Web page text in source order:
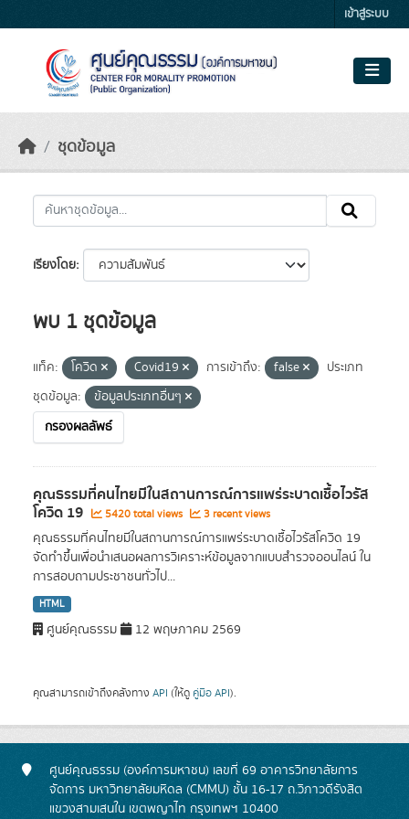
เข้าสู่ระบบ
ชุดข้อมูล
เรียงโดย
พบ 1 ชุดข้อมูล
แท็ค: โควิด Covid19 การเข้าถึง: false
ประเภท
ชุดข้อมูล:
ข้อมูลประเภทอื่นๆ
กรองผลลัพธ์
คุณธรรมที่คนไทยมีในสถานการณ์การแพร่ระบาดเชื้อไวรัส
โควิด 19 5420 total views 3 recent views
คุณธรรมที่คนไทยมีในสถานการณ์การแพร่ระบาดเชื้อไวรัสโควิด 19
จัดทำขึ้นเพื่อนำเสนอผลการวิเคราะห์ข้อมูลจากแบบสำรวจออนไลน์ ใน
การสอบถามประชาชนทั่วไป...
HTML
ศูนย์คุณธรรม 12 พฤษภาคม 2569
คุณสามารถเข้าถึงคลังทาง API (ให้ดู คู่มือ API).
ศูนย์คุณธรรม (องค์การมหาชน) เลขที่ 69 อาคารวิทยาลัยการ
จัดการ มหาวิทยาลัยมหิดล (CMMU) ชั้น 16-17 ถ.วิภาวดีรังสิต
แขวงสามเสนใน เขตพญาไท กรุงเทพฯ 10400